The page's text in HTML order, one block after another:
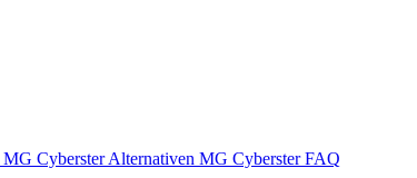
MG Cyberster Alternativen MG Cyberster FAQ